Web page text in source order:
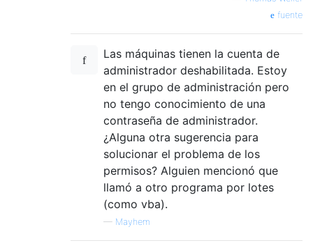
fuente
Las máquinas tienen la cuenta de
administrador deshabilitada. Estoy
en el grupo de administración pero
no tengo conocimiento de una
contraseña de administrador.
¿Alguna otra sugerencia para
solucionar el problema de los
permisos? Alguien mencionó que
llamó a otro programa por lotes
(como vba).
— Mayhem